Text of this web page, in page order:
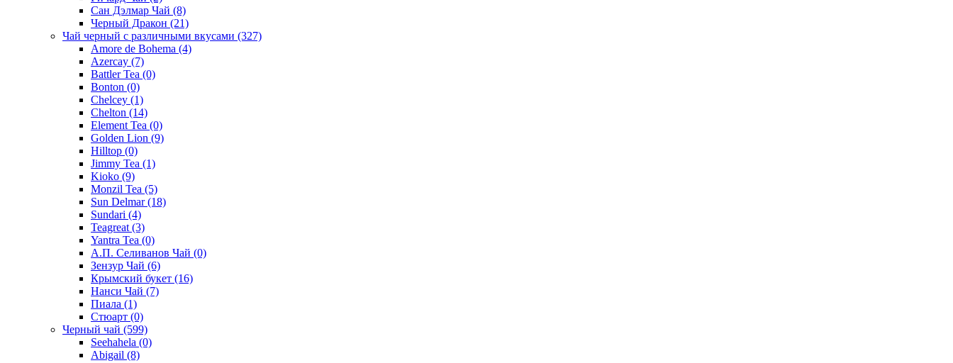
Сан Дэлмар Чай (8)
Черный Дракон (21)
Чай черный с различными вкусами (327)
Amore de Bohema (4)
Azercay (7)
Battler Tea (0)
Bonton (0)
Chelcey (1)
Chelton (14)
Element Tea (0)
Golden Lion (9)
Hilltop (0)
Jimmy Tea (1)
Kioko (9)
Monzil Tea (5)
Sun Delmar(18)
Sundari (4)
Teagreat (3)
Yantra Tea (0)
А.П. Селиванов Чай (0)
Зензур Чай (6)
Крымский букет (16)
Нанси Чай (7)
Пиала (1)
Стюарт (0)
Черный чай (599)
Seehahela (0)
Abigail (8)